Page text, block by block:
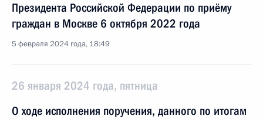
Президента Российской Федерации по приёму
граждан в Москве 6 октября 2022 года
5 февраля 2024 года, 18:49
26 января 2024 года, пятница
О ходе исполнения поручения, данного по итогам